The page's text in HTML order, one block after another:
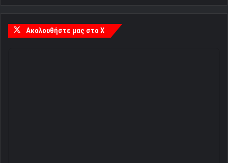
Ακολουθήστε μας στο X